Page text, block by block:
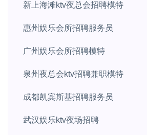
新上海滩ktv夜总会招聘模特
惠州娱乐会所招聘服务员
广州娱乐会所招聘模特
泉州夜总会ktv招聘兼职模特
成都凯宾斯基招聘服务员
武汉娱乐ktv夜场招聘